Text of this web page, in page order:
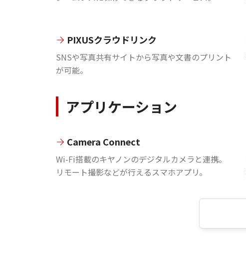
PIXUSクラウドリンク
SNSや写真共有サイトから写真や文書のプリント
が可能。
アプリケーション
Camera Connect
Wi-Fi搭載のキヤノンのデジタルカメラと連携。
リモート撮影などが行えるスマホアプリ。